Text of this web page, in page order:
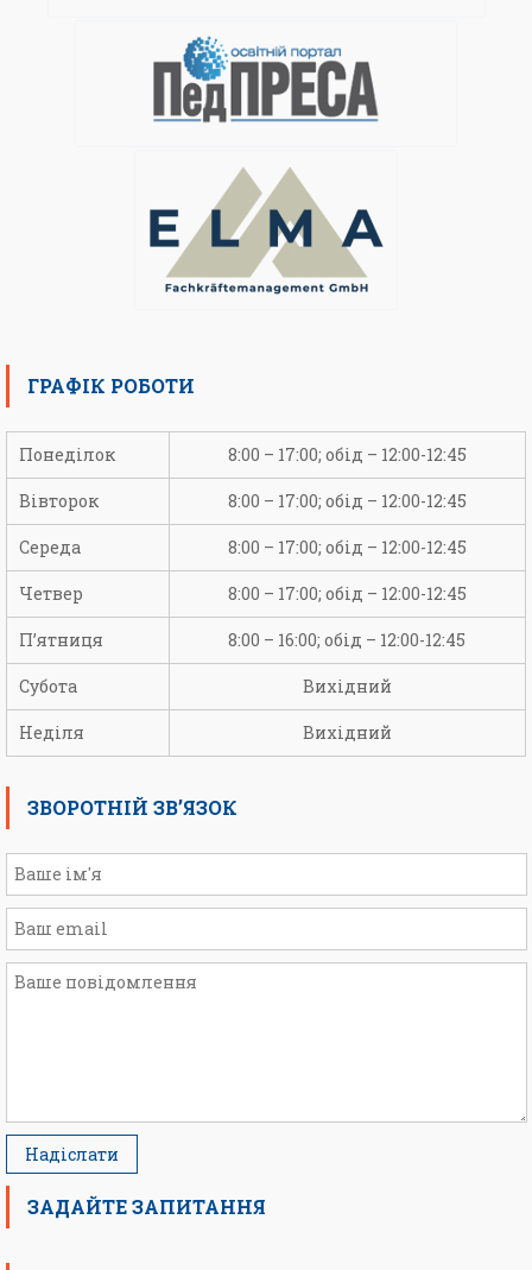
ГРАФІК РОБОТИ
Понеділок 8:00 – 17:00; обід – 12:00-12:45
Вівторок 8:00 – 17:00; обід – 12:00-12:45
Середа 8:00 – 17:00; обід – 12:00-12:45
Четвер 8:00 – 17:00; обід – 12:00-12:45
П’ятниця 8:00 – 16:00; обід – 12:00-12:45
Субота Вихідний
Неділя Вихідний
ЗВОРОТНІЙ ЗВ’ЯЗОК
ЗАДАЙТЕ ЗАПИТАННЯ